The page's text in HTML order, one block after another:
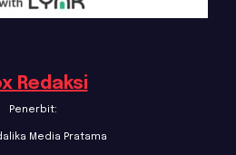
Redaksi
Penerbit:
Media Pratama